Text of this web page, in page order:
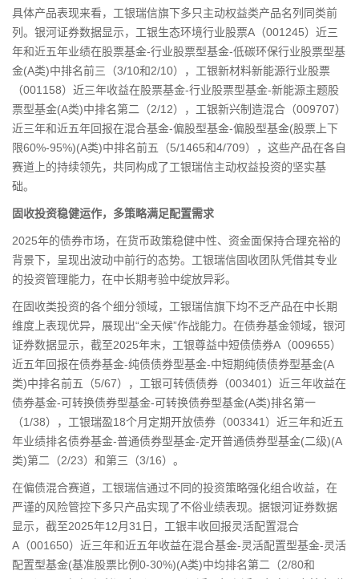
具体产品表现来看，工银瑞信旗下多只主动权益类产品名列同类前
列。银河证券数据显示，工银生态环境行业股票A（001245）近三
年和近五年业绩在股票基金-行业股票型基金-低碳环保行业股票型基
金(A类)中排名前三（3/10和2/10），工银新材料新能源行业股票
（001158）近三年收益在股票基金-行业股票型基金-新能源主题股
票型基金(A类)中排名第二（2/12），工银新兴制造混合（009707）
近三年和近五年回报在混合基金-偏股型基金-偏股型基金(股票上下
限60%-95%)(A类)中排名前五（5/1465和4/709），这些产品在各自
赛道上的持续领先，共同构成了工银瑞信主动权益投资的坚实基
础。
固收投资稳健运作，多策略满足配置需求
2025年的债券市场，在货币政策稳健中性、资金面保持合理充裕的
背景下，呈现出波动中前行的态势。工银瑞信固收团队凭借其专业
的投资管理能力，在中长期考验中绽放异彩。
在固收类投资的各个细分领域，工银瑞信旗下均不乏产品在中长期
维度上表现优异，展现出“全天候”作战能力。在债券基金领域，银河
证券数据显示，截至2025年末，工银尊益中短债债券A（009655）
近五年回报在债券基金-纯债债券型基金-中短期纯债债券型基金(A
类)中排名前五（5/67），工银可转债债券（003401）近三年收益在
债券基金-可转换债券型基金-可转换债券型基金(A类)排名第一
（1/38），工银瑞盈18个月定期开放债券（003341）近三年和近五
年业绩排名债券基金-普通债券型基金-定开普通债券型基金(二级)(A
类)第二（2/23）和第三（3/16）。
在偏债混合赛道，工银瑞信通过不同的投资策略强化组合收益，在
严谨的风险管控下多只产品实现了不俗业绩表现。据银河证券数据
显示，截至2025年12月31日，工银丰收回报灵活配置混合
A（001650）近三年和近五年收益在混合基金-灵活配置型基金-灵活
配置型基金(基准股票比例0-30%)(A类)中均排名第二（2/80和